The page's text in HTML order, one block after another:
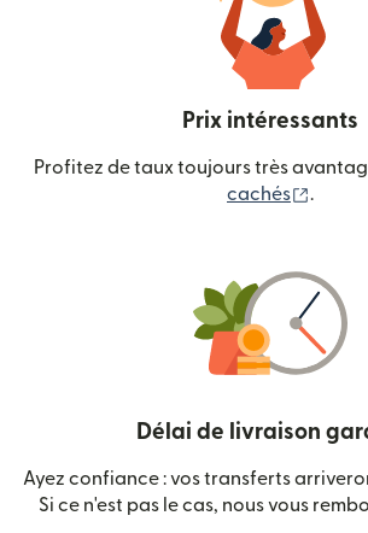
Prix intéressants
Profitez de taux toujours très
cachés
.
Délai de livraison
Ayez confiance : vos transferts
Si ce n'est pas le cas, nous vous